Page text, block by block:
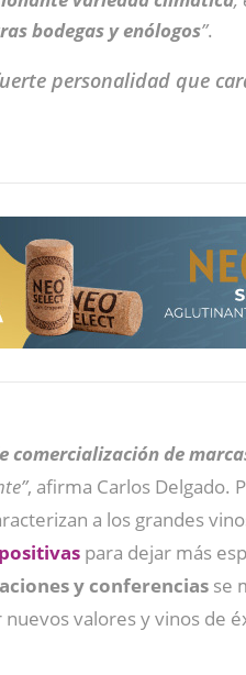
bodegas y enólogos”.
personalidad que
comercialización de
, afirma Carlos Delgado.
a los grandes
para dejar más
y conferencias se
valores y vinos de